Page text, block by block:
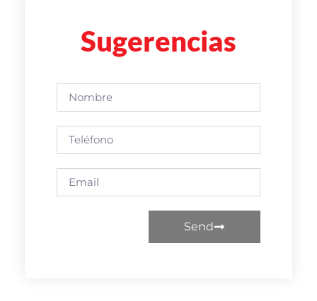
Sugerencias
Send